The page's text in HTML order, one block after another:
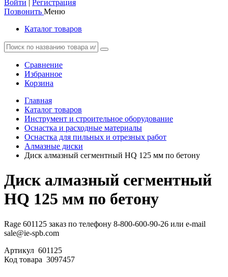
Войти | Регистрация
Позвонить Меню
Каталог товаров
Сравнение
Избранное
Корзина
Главная
Каталог товаров
Инструмент и строительное оборудование
Оснастка и расходные материалы
Оснастка для пильных и отрезных работ
Алмазные диски
Диск алмазный сегментный HQ 125 мм по бетону
Диск алмазный сегментный
HQ 125 мм по бетону
Rage 601125 заказ по телефону 8-800-600-90-26 или e-mail
sale@ie-spb.com
Артикул 601125
Код товара 3097457